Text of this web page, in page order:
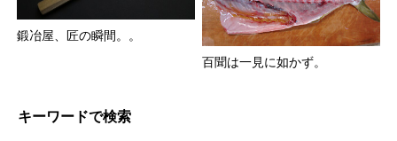
鍛冶屋、匠の瞬間。。
百聞は一見に如かず。
キーワードで検索